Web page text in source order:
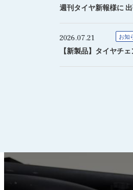
週刊タイヤ新報様に
2026.07.21 お知
【新製品】タイヤチ